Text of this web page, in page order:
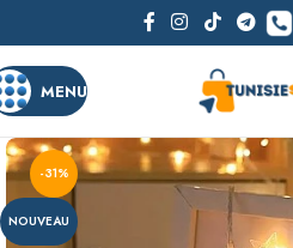
MENU
-31%
NOUVEAU